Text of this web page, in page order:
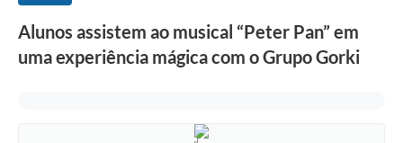
Coleta de Sugestões
Alunos assistem ao musical “Peter Pan” em
uma experiência mágica com o Grupo Gorki